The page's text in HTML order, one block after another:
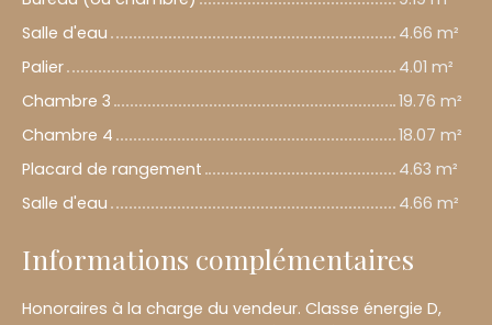
Salle d'eau
4.66 m²
Palier
4.01 m²
Chambre 3
19.76 m²
Chambre 4
18.07 m²
Placard de rangement
4.63 m²
Salle d'eau
4.66 m²
Informations complémentaires
Honoraires à la charge du vendeur. Classe énergie D,